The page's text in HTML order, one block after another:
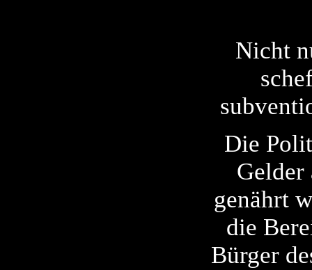
Nicht
Die
Gelder
genährt
die
Bürger